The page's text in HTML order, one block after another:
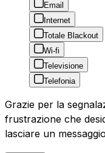
Email
Internet
Totale Blackout
Wi-fi
Televisione
Telefonia
Grazie per la
frustrazione che
lasciare un